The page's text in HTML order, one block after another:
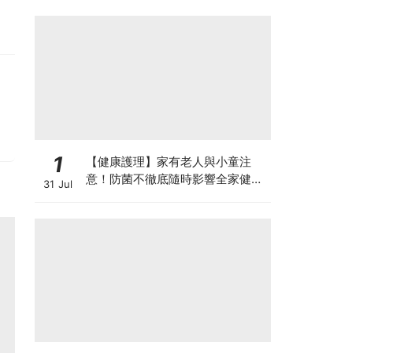
1
31 Jul
【健康護理】家有老人與小童注
意！防菌不徹底隨時影響全家健康